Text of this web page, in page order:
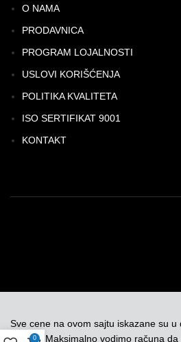
O NAMA
PRODAVNICA
PROGRAM LOJALNOSTI
USLOVI KORIŠĆENJA
POLITIKA KVALITETA
ISO SERTIFIKAT 9001
KONTAKT
Sve cene na ovom sajtu iskazane su
u cenu. Maksimalno vodimo računa
0